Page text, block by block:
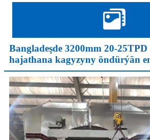
Bangladeşde 3200mm 20-
hajathana kagyzyny öndürýän